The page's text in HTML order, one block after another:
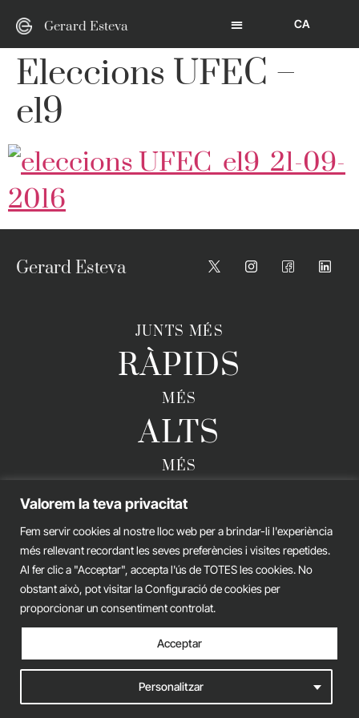
Valorem la teva privacitat
Fem servir cookies al nostre lloc web per a brindar-li l'experiència
més rellevant recordant les seves preferències i visites repetides.
Al fer clic a "Acceptar", accepta l'ús de TOTES les cookies. No
obstant això, pot visitar la Configuració de cookies per
proporcionar un consentiment controlat.
Personalitzar
Acceptar
Gerard Esteva CA
Eleccions UFEC –
el9
Gerard Esteva
JUNTS MÉS
RÀPIDS
MÉS
ALTS
MÉS
FORTS
GERARD ESTEVA © 2026. TOTS ELS DRETS RESERVATS
Política de privacitat Política de cookies
iònic.web